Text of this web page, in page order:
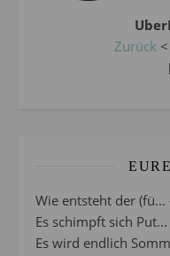
Zurück <
Wie entsteht der (fü...
Es schimpft sich Put...
Es wird endlich